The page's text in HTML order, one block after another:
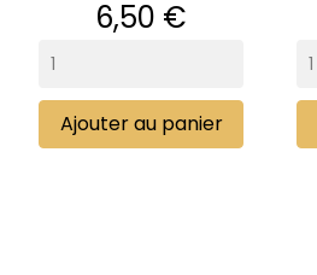
Prix
6,50 €
Ajouter au panier